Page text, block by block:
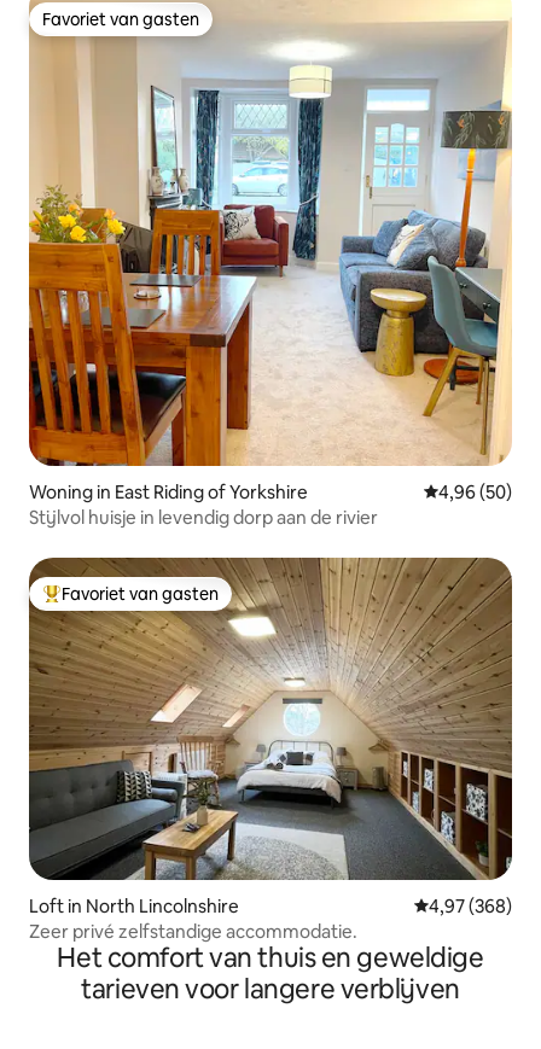
Favoriet van gasten
Favoriet van gasten
Woning in East Riding of Yorkshire Gemiddelde
4,96 (50)
Stijlvol huisje in levendig dorp aan de rivier
Topfavoriet van gasten
Favoriet van gasten
Loft in North Lincolnshire Gemiddelde
4,97 (368)
Zeer privé zelfstandige accommodatie.
Het comfort van thuis en geweldige
tarieven voor langere verblijven